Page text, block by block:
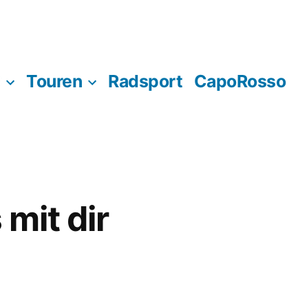
Touren Radsport CapoRosso
mit dir